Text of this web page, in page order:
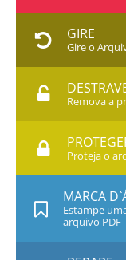
GIRE
Gire o
Remova a
Proteja o
MARCA
Estampe
arquivo PDF